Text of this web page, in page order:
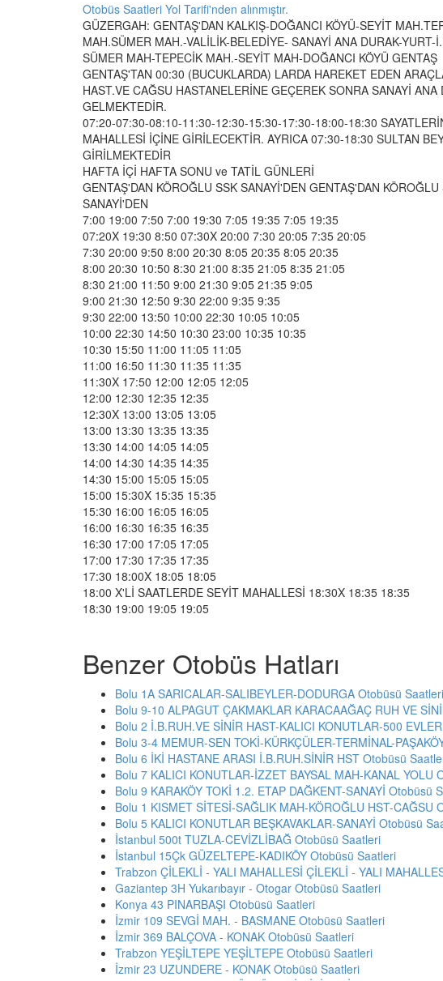
Otobüs Saatleri Yol Tarifi'nden alınmıştır.
GÜZERGAH: GENTAŞ'DAN KALKIŞ-DOĞANCI KÖYÜ-SEYİT
MAH.SÜMER MAH.-VALİLİK-BELEDİYE- SANAYİ ANA DURAK-YURT-
SÜMER MAH-TEPECİK MAH.-SEYİT MAH-DOĞANCI KÖYÜ GENTAŞ
GENTAŞ'TAN 00:30 (BUCUKLARDA) LARDA HAREKET EDEN
HAST.VE CAĞSU HASTANELERİNE GEÇEREK SONRA SANAYİ ANA
GELMEKTEDİR.
07:20-07:30-08:10-11:30-12:30-15:30-17:30-18:00-18:30
MAHALLESİ İÇİNE GİRİLECEKTİR. AYRICA 07:30-18:30 SULTAN
GİRİLMEKTEDİR
HAFTA İÇİ HAFTA SONU ve TATİL GÜNLERİ
GENTAŞ'DAN KÖROĞLU SSK SANAYİ'DEN GENTAŞ'DAN KÖROĞLU
SANAYİ'DEN
7:00 19:00 7:50 7:00 19:30 7:05 19:35 7:05 19:35
07:20X 19:30 8:50 07:30X 20:00 7:30 20:05 7:35 20:05
7:30 20:00 9:50 8:00 20:30 8:05 20:35 8:05 20:35
8:00 20:30 10:50 8:30 21:00 8:35 21:05 8:35 21:05
8:30 21:00 11:50 9:00 21:30 9:05 21:35 9:05
9:00 21:30 12:50 9:30 22:00 9:35 9:35
9:30 22:00 13:50 10:00 22:30 10:05 10:05
10:00 22:30 14:50 10:30 23:00 10:35 10:35
10:30 15:50 11:00 11:05 11:05
11:00 16:50 11:30 11:35 11:35
11:30X 17:50 12:00 12:05 12:05
12:00 12:30 12:35 12:35
12:30X 13:00 13:05 13:05
13:00 13:30 13:35 13:35
13:30 14:00 14:05 14:05
14:00 14:30 14:35 14:35
14:30 15:00 15:05 15:05
15:00 15:30X 15:35 15:35
15:30 16:00 16:05 16:05
16:00 16:30 16:35 16:35
16:30 17:00 17:05 17:05
17:00 17:30 17:35 17:35
17:30 18:00X 18:05 18:05
18:00 X'Lİ SAATLERDE SEYİT MAHALLESİ 18:30X 18:35 18:35
18:30 19:00 19:05 19:05
Benzer Otobüs Hatları
Bolu 1A SARICALAR-SALIBEYLER-DODURGA Otobüsü Saatleri
Bolu 9-10 ALPAGUT ÇAKMAKLAR KARACAAĞAÇ RUH VE
Bolu 2 İ.B.RUH.VE SİNİR HAST-KALICI KONUTLAR-500
Bolu 3-4 MEMUR-SEN TOKİ-KÜRKÇÜLER-TERMİNAL-
Bolu 6 İKİ HASTANE ARASI İ.B.RUH.SİNİR HST Otobüsü
Bolu 7 KALICI KONUTLAR-İZZET BAYSAL MAH-KANAL YOLU
Bolu 9 KARAKÖY TOKİ 1.2. ETAP DAĞKENT-SANAYİ Otobüsü
Bolu 1 KISMET SİTESİ-SAĞLIK MAH-KÖROĞLU HST-CAĞSU
Bolu 5 KALICI KONUTLAR BEŞKAVAKLAR-SANAYİ Otobüsü
İstanbul 500t TUZLA-CEVİZLİBAĞ Otobüsü Saatleri
İstanbul 15Çk GÜZELTEPE-KADIKÖY Otobüsü Saatleri
Trabzon ÇİLEKLİ - YALI MAHALLESİ ÇİLEKLİ - YALI
Gaziantep 3H Yukarıbayır - Otogar Otobüsü Saatleri
Konya 43 PINARBAŞI Otobüsü Saatleri
İzmir 109 SEVGİ MAH. - BASMANE Otobüsü Saatleri
İzmir 369 BALÇOVA - KONAK Otobüsü Saatleri
Trabzon YEŞİLTEPE YEŞİLTEPE Otobüsü Saatleri
İzmir 23 UZUNDERE - KONAK Otobüsü Saatleri